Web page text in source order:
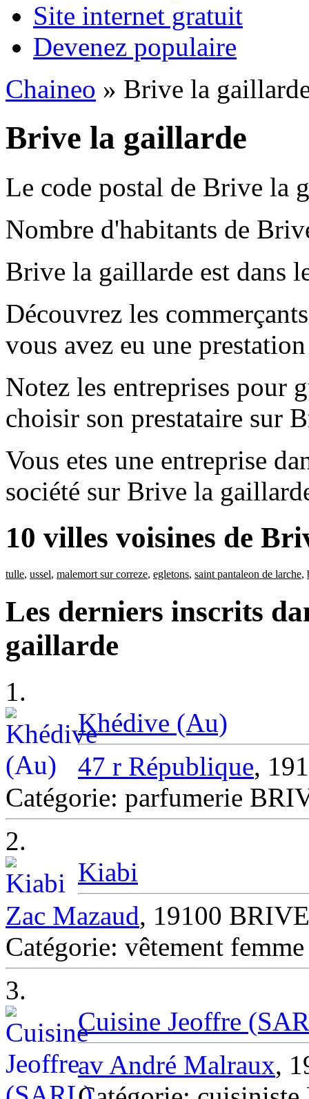
Site internet gratuit
Devenez populaire
Chaineo » Brive la
Brive la gaillarde
Le code postal de Brive la
Nombre d'habitants de
Brive la gaillarde est dans
Découvrez les
vous avez eu une
Notez les entreprises pour
choisir son prestataire sur
Vous etes une entreprise
société sur Brive la
10 villes voisines de
tulle, ussel, malemort sur correze, egletons, saint pantaleon de larche,
Les derniers inscrits
gaillarde
1.
Khédive (Au)
47 r République,
Catégorie: parfumerie
2.
Kiabi
Zac Mazaud, 19100
Catégorie: vêtement
3.
Cuisine Jeoffre
av André Malraux,